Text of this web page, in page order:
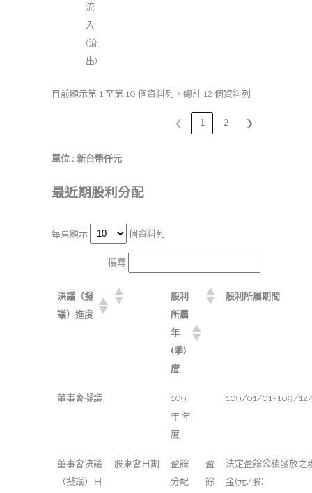
流
入
(流
出)
目前顯示第 1 至第 10 個資料列，總計 12 個資料列
❮ 1 2 ❯
單位 : 新台幣仟元
最近期股利分配
每頁顯示 個資料列
搜尋:
決議（擬
議）進度
股利
所屬
年
(季)
度
股利所屬期間
董事會擬議
109
年 年
度
109/01/01~109/
董事會決議
（擬議）日
股東會日期
盈餘
分配
盈
餘
法定盈餘公積發放之
金(元/股)